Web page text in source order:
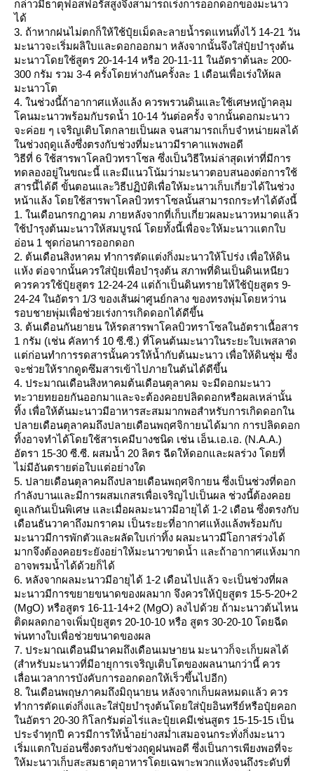
กล่าวมีธาตุฟอสฟอรัสสูงจึงสามารถเร่งการออกดอกของมะนาว
ได้
3. ถ้าหากฝนไม่ตกก็ให้ใช้ปุ๋ยเม็ดละลายน้ำรดแทนทิ้งไว้ 14-21 วัน
มะนาวจะเริ่มผลิใบและดอกออกมา หลังจากนั้นจึงใส่ปุ๋ยบำรุงต้น
มะนาวโดยใช้สูตร 20-14-14 หรือ 20-11-11 ในอัตราต้นละ 200-
300 กรัม รวม 3-4 ครั้งโดยห่างกันครั้งละ 1 เดือนเพื่อเร่งให้ผล
มะนาวโต
4. ในช่วงนี้ถ้าอากาศแห้งแล้ง ควรพรวนดินและใช้เศษหญ้าคลุม
คนมะนาวพร้อมกับรดน้ำ 10-14 วันต่อครั้ง จากนั้นดอกมะนาว
จะค่อย ๆ เจริญเติบโตกลายเป็นผล จนสามารถเก็บจำหน่ายผลได้
นช่วงฤดูแล้งซึ่งตรงกับช่วงที่มะนาวมีราคาแพงพอดี
วิธีที่ 6 ใช้สารพาโคลบิวทราโซล ซึ่งเป็นวิธีใหม่ล่าสุดเท่าที่มีการ
ทดลองอยู่ในขณะนี้ และมีแนวโน้มว่ามะนาวตอบสนองต่อการใช้
สารนี้ได้ดี ขั้นตอนและวิธีปฏิบัติเพื่อให้มะนาวเก็บเกี่ยวได้ในช่วง
หน้าแล้ง โดยใช้สารพาโคลบิวทราโซลนั้นสามารถกระทำได้ดังนี้
1. ในเดือนกรกฎาคม ภายหลังจากที่เก็บเกี่ยวผลมะนาวหมาดแล้ว
ช้บำรุงต้นมะนาวให้สมบูรณ์ โดยทั้งนี้เพื่อจะให้มะนาวแตกใบ
อ่อน 1 ชุดก่อนการออกดอก
2. ต้นเดือนสิงหาคม ทำการตัดแต่งกิ่งมะนาวให้โปร่ง เพื่อให้ดิน
ห้ง ต่อจากนั้นควรใส่ปุ๋ยเพื่อบำรุงต้น สภาพที่ดินเป็นดินเหนียว
ควรควรใช้ปุ๋ยสูตร 12-24-24 แต่ถ้าเป็นดินทรายให้ใช้ปุ๋ยสูตร 9-
24-24 ในอัตรา 1/3 ของเส้นผ่าศูนย์กลาง ของทรงพุ่มโดยหว่าน
รอบชายพุ่มเพื่อช่วยเร่งการเกิดดอกได้ดีขึ้น
3. ต้นเดือนกันยายน ให้รดสารพาโคลบิวทราโซลในอัตราเนื้อสาร
1 กรัม (เช่น คัลทาร์ 10 ซี.ซี.) ที่โคนต้นมะนาวในระยะใบเพสลาด
ต่ก่อนทำการรดสารนั้นควรให้น้ำกับต้นมะนาว เพื่อให้ดินชุ่ม ซึ่ง
จะช่วยให้รากดูดซึมสารเข้าไปภายในต้นได้ดีขึ้น
4. ประมาณเดือนสิงหาคมต้นเดือนตุลาคม จะมีดอกมะนาว
ทะวายทยอยกันออกมาและจะต้องคอยปลิดดอกหรือผลเหล่านั้น
ทิ้ง เพื่อให้ต้นมะนาวมีอาหารสะสมมากพอสำหรับการเกิดดอกใน
ปลายเดือนตุลาคมถึงปลายเดือนพฤศจิกายนได้มาก การปลิดดอก
ทิ้งอาจทำได้โดยใช้สารเคมีบางชนิด เช่น เอ็น.เอ.เอ. (N.A.A.)
อัตรา 15-30 ซี.ซี. ผสมน้ำ 20 ลิตร ฉีดให้ดอกและผลร่วง โดยที่
ไม่มีอันตรายต่อใบแต่อย่างใด
5. ปลายเดือนตุลาคมถึงปลายเดือนพฤศจิกายน ซึ่งเป็นช่วงที่ดอก
กำลังบานและมีการผสมเกสรเพื่อเจริญไปเป็นผล ช่วงนี้ต้องคอ
ดูแลกันเป็นพิเศษ และเมื่อผลมะนาวมีอายุได้ 1-2 เดือน ซึ่งตรงกับ
เดือนธันวาคาถึงมกราคม เป็นระยะที่อากาศแห้งแล้งพร้อมกับ
มะนาวมีการพักตัวและผลัดใบเก่าทิ้ง ผลมะนาวมีโอกาสร่วงได้
มากจึงต้องคอยระยังอย่าให้มะนาวขาดน้ำ และถ้าอากาศแห้งมาก
อาจพรมน้ำได้ด้วยก็ได้
6. หลังจากผลมะนาวมีอายุได้ 1-2 เดือนไปแล้ว จะเป็นช่วงที่ผล
มะนาวมีการขยายขนาดของผลมาก จึงควรให้ปุ๋ยสูตร 15-5-20+2
(MgO) หรือสูตร 16-11-14+2 (MgO) ลงไปด้วย ถ้ามะนาวต้นไหน
ติดผลดกอาจเพิ่มปุ๋ยสูตร 20-10-10 หรือ สูตร 30-20-10 โดยฉีด
พ่นทางใบเพื่อช่วยขนาดของผล
7. ประมาณเดือนมีนาคมถึงเดือนเมษายน มะนาวก็จะเก็บผลได้
(สำหรับมะนาวที่มีอายุการเจริญเติบโตของผลนานกว่านี้ ควร
เลื่อนเวลาการบังคับการออกดอกให้เร็วขึ้นไปอีก)
8. ในเดือนพฤษภาคมถึงมิถุนายน หลังจากเก็บผลหมดแล้ว ควร
ทำการตัดแต่งกิ่งและใส่ปุ๋ยบำรุงต้นโดยใส่ปุ๋ยอินทรีย์หรือปุ๋ยคอก
นอัตรา 20-30 กิโลกรัมต่อไร่และปุ๋ยเคมีเช่นสูตร 15-15-15 เป็น
ประจำทุกปี ควรมีการให้น้ำอย่างสม่ำเสมอจนกระทั่งกิ่งมะนาว
เริ่มแตกใบอ่อนซึ่งตรงกับช่วงฤดูฝนพอดี ซึ่งเป็นการเพียงพอที่จะ
ห้มะนาวเก็บสะสมธาตุอาหารโดยเฉพาะพวกแห้งจนถึงระดับที่